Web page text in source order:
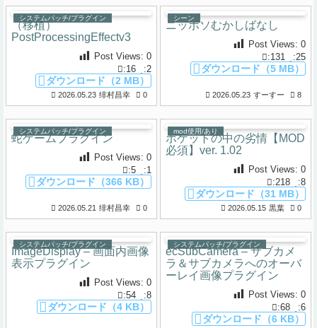
システムパッチ/プラグイン
（移植）
PostProcessingEffectv3
Post Views: 0
:16
:2
2026.05.23 绯村昌幸 0
ダウンロード（2 MB）
シーン
ニッポソむかしばなし
Post Views: 0
:131
:25
2026.05.23 すーすー 8
ダウンロード（5 MB）
システムパッチ/プラグイン
蛇ゲームプラグイン
Post Views: 0
:5
:1
2026.05.21 绯村昌幸 0
ダウンロード（366 KB）
mod使用/あり
ポケットの中の劣情【MOD
必須】ver. 1.02
Post Views: 0
:218
:8
2026.05.15 黒葉 0
ダウンロード（31 MB）
システムパッチ/プラグイン
ImageDisplay – 画面内画像
表示プラグイン
Post Views: 0
:54
:8
ダウンロード（4 KB）
システムパッチ/プラグイン
ecSubCamera – サブカメ
ラ＆サブカメラへのオーバ
ーレイ画像プラグイン
Post Views: 0
:68
:6
ダウンロード（6 KB）